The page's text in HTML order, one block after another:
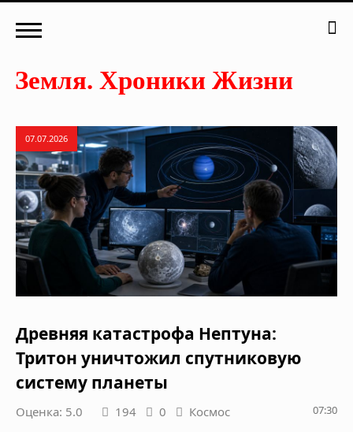
07.07.2026
Древняя катастрофа Нептуна:
Тритон уничтожил спутниковую
систему планеты
Оценка: 5.0 194 0 Космос 07:30